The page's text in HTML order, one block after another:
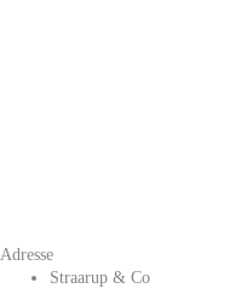
Adresse
Straarup & Co